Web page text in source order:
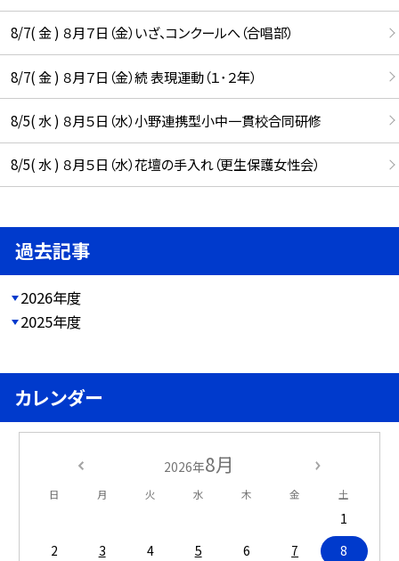
8/7( 金 ) ８月７日（金）いざ、コンクールへ（合唱部）
8/7( 金 ) ８月７日（金）続 表現運動（１･２年）
8/5( 水 ) ８月５日（水）小野連携型小中一貫校合同研修
8/5( 水 ) ８月５日（水）花壇の手入れ（更生保護女性会）
過去記事
2026年度
2025年度
カレンダー
2026年8月
日 月 火 水 木 金 土
1
2
3 4 5 6 7
8